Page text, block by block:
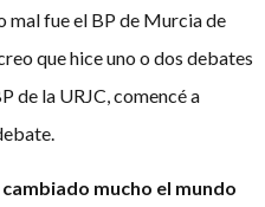
mal fue el BP de Murcia de
que hice uno o dos debates
de la URJC, comencé a
mucho el mundo